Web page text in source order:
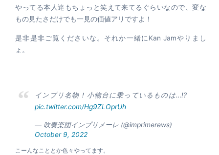
やってる本人達もちょっと笑えて来てるぐらいなので、変な
もの見たさだけでも一見の価値アリですよ！
是非是非ご覧くださいな。それか一緒にKan Jamやりまし
ょ。
インプリ名物！小物台に乗っているものは…!?
pic.twitter.com/Hg9ZLOprUh
— 吹奏楽団インプリメーレ (@imprimerews)
October 9, 2022
こーんなこととか色々やってます。